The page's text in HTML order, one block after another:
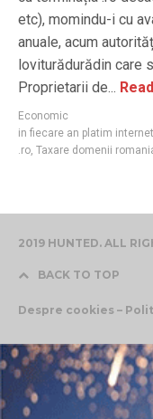
etc), momindu-i cu
anuale, acum
loviturădurădin care
Proprietarii de...
Economic
in fiecare an platim
.ro, Taxare domenii
2019 HUNTED. ALL
BACK TO TOP
Despre cookies –